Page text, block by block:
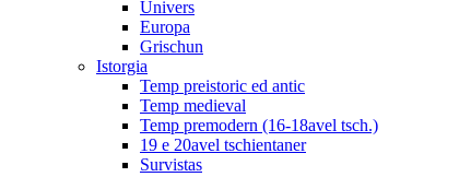
Univers
Europa
Grischun
Istorgia
Temp preistoric ed antic
Temp medieval
Temp premodern (16-18avel tsch.)
19 e 20avel tschientaner
Survistas